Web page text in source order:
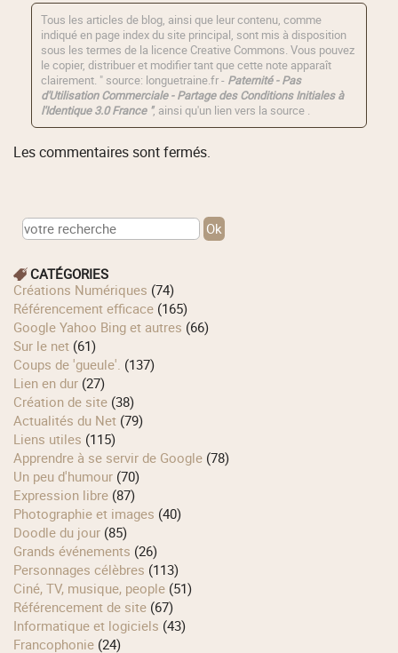
Tous les articles de blog, ainsi que leur contenu, comme
indiqué en page index du site principal, sont mis à disposition
sous les termes de la licence Creative Commons. Vous pouvez
le copier, distribuer et modifier tant que cette note apparaît
clairement. " source: longuetraine.fr - Paternité - Pas
d'Utilisation Commerciale - Partage des Conditions Initiales à
l'Identique 3.0 France ", ainsi qu'un lien vers la source .
Les commentaires sont fermés.
CATÉGORIES
Créations Numériques (74)
Référencement efficace (165)
Google Yahoo Bing et autres (66)
Sur le net (61)
Coups de 'gueule'. (137)
Lien en dur (27)
Création de site (38)
Actualités du Net (79)
Liens utiles (115)
Apprendre à se servir de Google (78)
Un peu d'humour (70)
Expression libre (87)
Photographie et images (40)
Doodle du jour (85)
Grands événements (26)
Personnages célèbres (113)
Ciné, TV, musique, people (51)
Référencement de site (67)
Informatique et logiciels (43)
Francophonie (24)